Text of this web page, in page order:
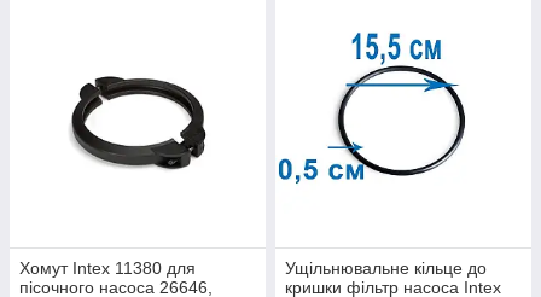
Хомут Intex 11380 для
пісочного насоса 26646,
Ущільнювальне кільце до
кришки фільтр насоса Intex